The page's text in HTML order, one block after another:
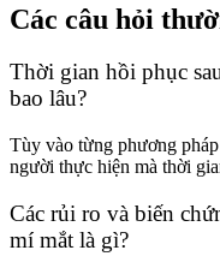
Các câu hỏi
Thời gian hồi phục
bao lâu?
Tùy vào từng phương
người thực hiện mà thời
Các rủi ro và biến
mí mắt là gì?